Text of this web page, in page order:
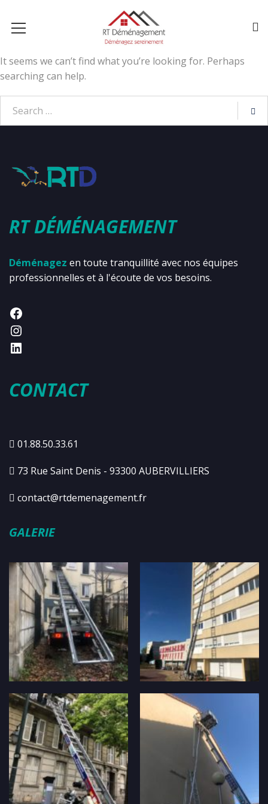
It seems we can’t find what you’re looking for. Perhaps
searching can help.
RT DÉMÉNAGEMENT
Déménagez en toute tranquillité avec nos équipes
professionnelles et à l'écoute de vos besoins.
CONTACT
01.88.50.33.61
73 Rue Saint Denis - 93300 AUBERVILLIERS
contact@rtdemenagement.fr
GALERIE